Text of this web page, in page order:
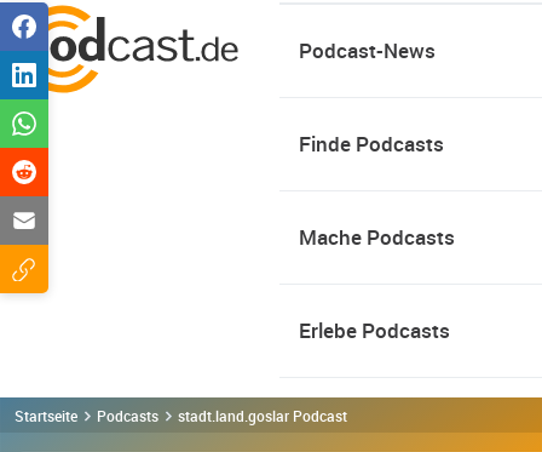
Podcast-News
Finde Podcasts
Mache Podcasts
Erlebe Podcasts
Startseite Podcasts stadt.land.goslar Podcast